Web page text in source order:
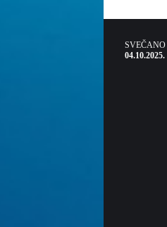
SVEČANO
04.10.2025.